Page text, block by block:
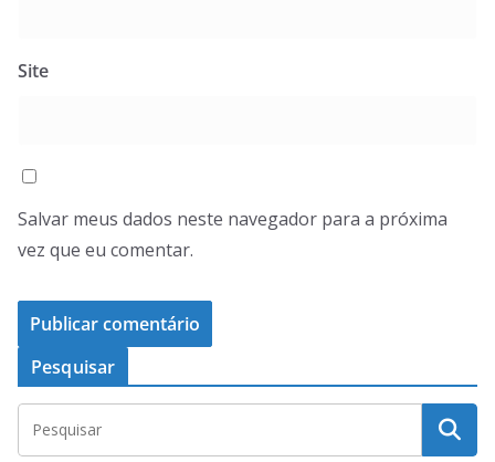
Site
Salvar meus dados neste navegador para a próxima
vez que eu comentar.
Pesquisar